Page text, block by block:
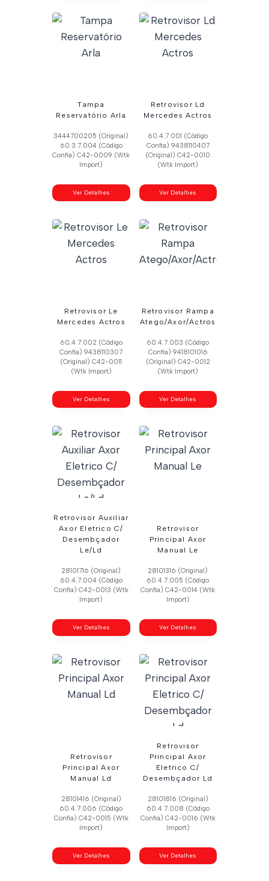
Tampa
Reservatório Arla
3444700205 (Original)
60.3.7.004 (Código
Confia) C42-0009 (Wtk
Import)
Ver Detalhes
Retrovisor Ld
Mercedes Actros
60.4.7.001 (Código
Confia) 9438110407
(Original) C42-0010
(Wtk Import)
Ver Detalhes
Retrovisor Le
Mercedes Actros
60.4.7.002 (Código
Confia) 9438110307
(Original) C42-0011
(Wtk Import)
Ver Detalhes
Retrovisor Rampa
Atego/Axor/Actros
60.4.7.003 (Código
Confia) 9418101016
(Original) C42-0012
(Wtk Import)
Ver Detalhes
Retrovisor Auxiliar
Axor Eletrico C/
Desembçador
Le/Ld
28101716 (Original)
60.4.7.004 (Código
Confia) C42-0013 (Wtk
Import)
Ver Detalhes
Retrovisor
Principal Axor
Manual Le
28101316 (Original)
60.4.7.005 (Código
Confia) C42-0014 (Wtk
Import)
Ver Detalhes
Retrovisor
Principal Axor
Manual Ld
28101416 (Original)
60.4.7.006 (Código
Confia) C42-0015 (Wtk
Import)
Ver Detalhes
Retrovisor
Principal Axor
Eletrico C/
Desembçador Ld
28101816 (Original)
60.4.7.008 (Código
Confia) C42-0016 (Wtk
Import)
Ver Detalhes